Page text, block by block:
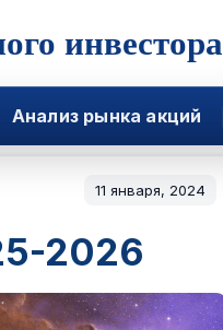
инвестора
Анализ рынка акций
11 января, 2024
2026